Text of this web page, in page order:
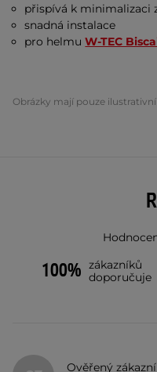
přispívá k minimalizaci
snadná instalace
pro helmu W-TEC
Obrázky mají pouze
100% zákazníků
doporučuje
Ověřený